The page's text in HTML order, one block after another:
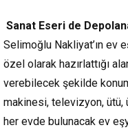
Sanat Eseri de
Selimoğlu Nakliyat’ın ev
özel olarak hazırlattığı
verebilecek şekilde
makinesi, televizyon, ütü,
her evde bulunacak ev